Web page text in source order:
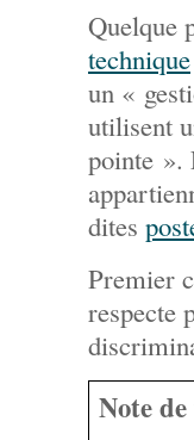
Quelque
technique
un «
utilisent
pointe ».
dites
Premier
respecte
Note